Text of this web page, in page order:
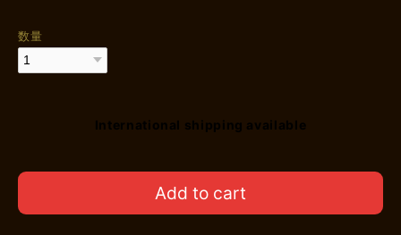
数量
International shipping available
Add to cart